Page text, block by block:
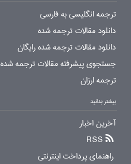
ترجمه انگلیسی به فارسی
دانلود مقالات ترجمه شده
دانلود مقالات ترجمه شده رایگان
جستجوی پیشرفته مقالات ترجمه شده
ترجمه ارزان
بیشتر بدانید
آخرین اخبار
RSS
راهنمای پرداخت اینترنتی